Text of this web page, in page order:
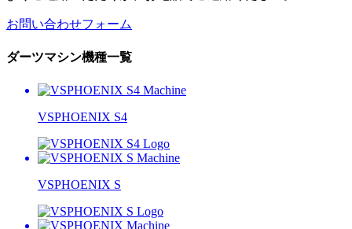
お問い合わせフォーム
ダーツマシン機種一覧
VSPHOENIX S4
VSPHOENIX S